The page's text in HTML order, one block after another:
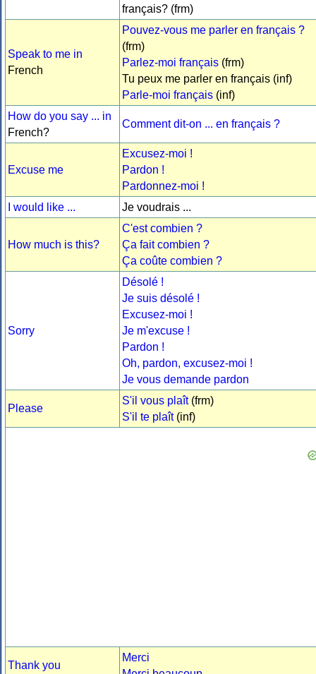
français? (frm)
Speak to me in
French
Pouvez-vous me parler en français ?
(frm)
Parlez-moi français (frm)
Tu peux me parler en français (inf)
Parle-moi français (inf)
How do you say ... in
French?
Comment dit-on ... en français ?
Excuse me
Excusez-moi !
Pardon !
Pardonnez-moi !
I would like ...
Je voudrais ...
How much is this?
C'est combien ?
Ça fait combien ?
Ça coûte combien ?
Sorry
Désolé !
Je suis désolé !
Excusez-moi !
Je m'excuse !
Pardon !
Oh, pardon, excusez-moi !
Je vous demande pardon
Please
S'il vous plaît(frm)
S'il te plaît(inf)
Thank you
Merci